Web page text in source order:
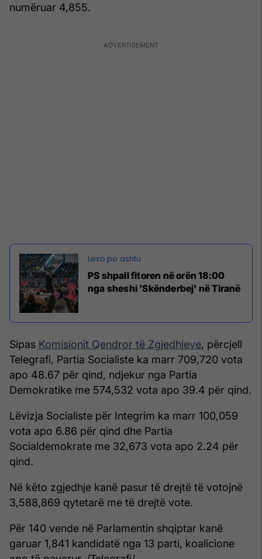
numëruar 4,855.
PS shpall fitoren në orën 18:00
nga sheshi 'Skënderbej' në Tiranë
Sipas Komisionit Qendror të Zgjedhjeve, përcjell
Telegrafi, Partia Socialiste ka marr 709,720 vota
apo 48.67 për qind, ndjekur nga Partia
Demokratike me 574,532 vota apo 39.4 për qind.
Lëvizja Socialiste për Integrim ka marr 100,059
vota apo 6.86 për qind dhe Partia
Socialdemokrate me 32,673 vota apo 2.24 për
qind.
Në këto zgjedhje kanë pasur të drejtë të votojnë
3,588,869 qytetarë me të drejtë vote.
Për 140 vende në Parlamentin shqiptar kanë
garuar 1,841 kandidatë nga 13 parti, koalicione